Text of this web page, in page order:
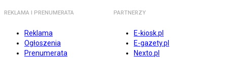
REKLAMA I PRENUMERATA
Reklama
Ogłoszenia
Prenumerata
PARTNERZY
E-kiosk.pl
E-gazety.pl
Nexto.pl